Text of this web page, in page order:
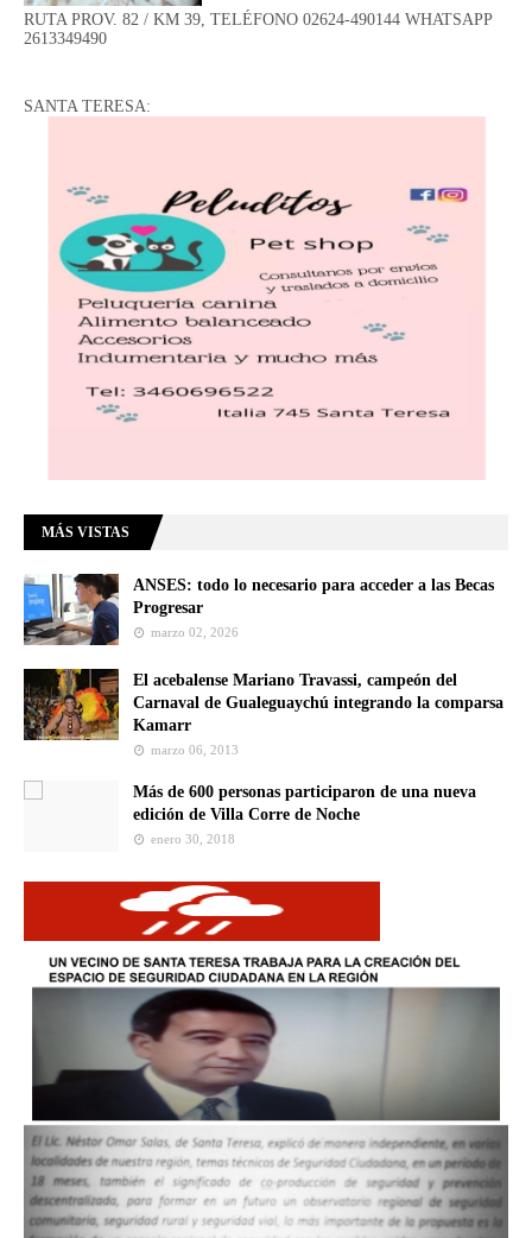
RUTA PROV. 82 / KM 39, TELÉFONO 02624-490144 WHATSAPP
2613349490
SANTA TERESA:
MÁS VISTAS
ANSES: todo lo necesario para acceder a las Becas
Progresar
marzo 02, 2026
El acebalense Mariano Travassi, campeón del
Carnaval de Gualeguaychú integrando la comparsa
Kamarr
marzo 06, 2013
Más de 600 personas participaron de una nueva
edición de Villa Corre de Noche
enero 30, 2018